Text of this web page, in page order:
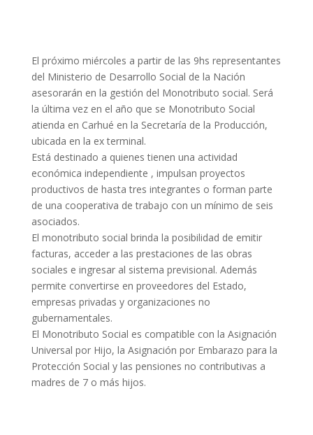
El próximo miércoles a partir de las 9hs representantes
del Ministerio de Desarrollo Social de la Nación
asesorarán en la gestión del Monotributo social. Será
la última vez en el año que se Monotributo Social
atienda en Carhué en la Secretaría de la Producción,
ubicada en la ex terminal.
Está destinado a quienes tienen una actividad
económica independiente , impulsan proyectos
productivos de hasta tres integrantes o forman parte
de una cooperativa de trabajo con un mínimo de seis
asociados.
El monotributo social brinda la posibilidad de emitir
facturas, acceder a las prestaciones de las obras
sociales e ingresar al sistema previsional. Además
permite convertirse en proveedores del Estado,
empresas privadas y organizaciones no
gubernamentales.
El Monotributo Social es compatible con la Asignación
Universal por Hijo, la Asignación por Embarazo para la
Protección Social y las pensiones no contributivas a
madres de 7 o más hijos.